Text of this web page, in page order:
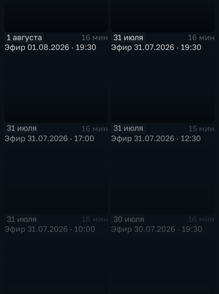
1 августа
16 мин
Эфир 01.08.2026 · 19:30
31 июля
16 мин
Эфир 31.07.2026 · 19:30
31 июля
16 мин
Эфир 31.07.2026 · 17:00
31 июля
15 мин
Эфир 31.07.2026 · 12:30
31 июля
16 мин
Эфир 31.07.2026 · 10:00
30 июля
16 мин
Эфир 30.07.2026 · 19:30